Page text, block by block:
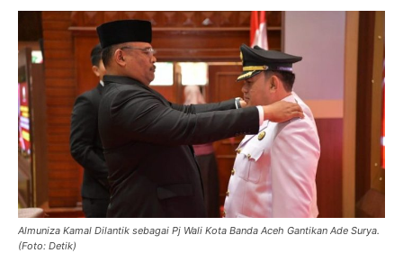
Almuniza Kamal Dilantik sebagai Pj Wali Kota Banda Aceh Gantikan Ade Surya.
(Foto: Detik)